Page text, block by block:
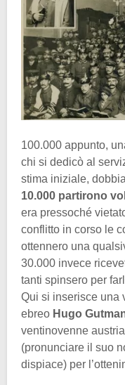
100.000 appunto,
chi si dedicò al
stima iniziale,
10.000 partirono
era pressoché
conflitto in corso le
ottennero una
30.000 invece
tanti spinsero per
Qui si inserisce una
ebreo Hugo
ventinovenne
(pronunciare il suo
dispiace) per